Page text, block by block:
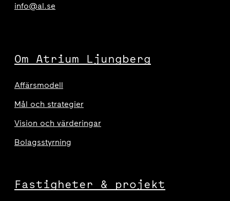
info@al.se
Om Atrium Ljungberg
Affärsmodell
Mål och strategier
Vision och värderingar
Bolagsstyrning
Fastigheter & projekt